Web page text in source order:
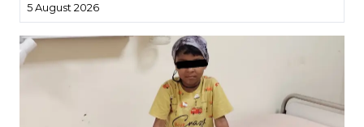
5 August 2026